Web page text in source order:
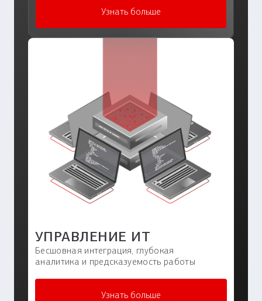
Узнать больше
УПРАВЛЕНИЕ ИT
Бесшовная интеграция, глубокая
аналитика и предсказуемость работы
Узнать больше